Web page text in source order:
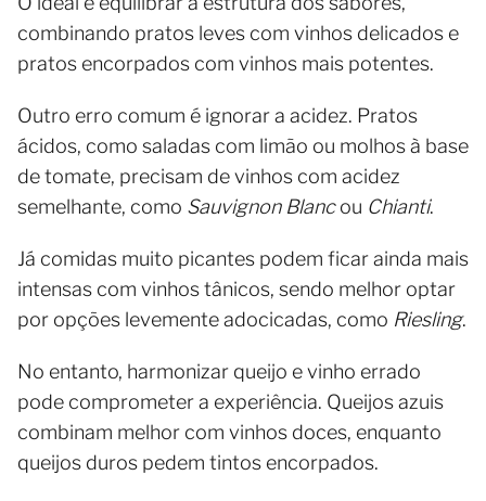
combinando pratos leves com vinhos delicados e
pratos encorpados com vinhos mais potentes.
Outro erro comum é ignorar a acidez. Pratos
ácidos, como saladas com limão ou molhos à base
de tomate, precisam de vinhos com acidez
semelhante, como Sauvignon Blancou Chianti.
Já comidas muito picantes podem ficar ainda mais
intensas com vinhos tânicos, sendo melhor optar
por opções levemente adocicadas, como Riesling.
No entanto, harmonizar queijo e vinho errado
pode comprometer a experiência. Queijos azuis
combinam melhor com vinhos doces, enquanto
queijos duros pedem tintos encorpados.